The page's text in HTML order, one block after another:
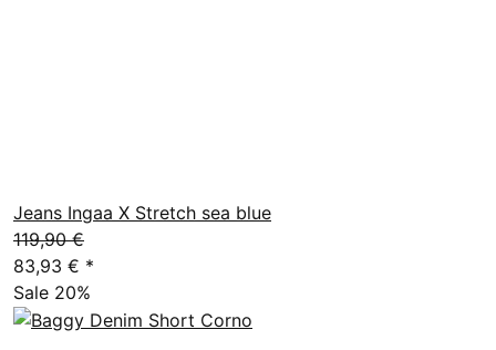
Jeans Ingaa X Stretch sea blue
119,90 €
83,93 € *
Sale 20%